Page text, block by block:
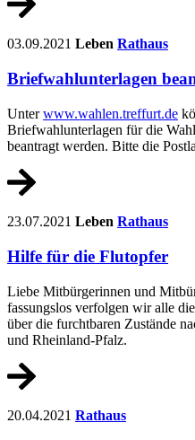
03.09.2021 Leben Rathaus
Briefwahlunterlagen
Unterwww.wahlen.treffurt.de
Briefwahlunterlagen für die
beantragt werden. Bitte die
23.07.2021 Leben Rathaus
Hilfe für die Flutopfer
Liebe Mitbürgerinnen und
fassungslos verfolgen wir alle
über die furchtbaren Zustände
und Rheinland-Pfalz.
20.04.2021 Rathaus